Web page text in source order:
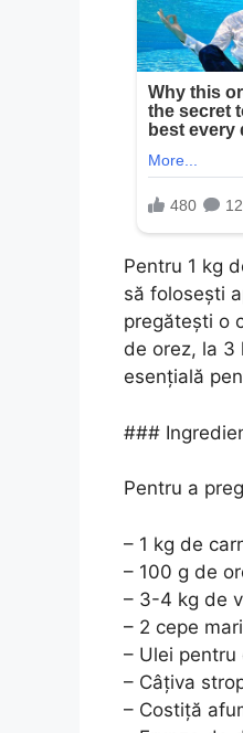
Pentru 1 kg
să folosești
pregătești o
de orez, la 3
esențială
###
Pentru a
– 1 kg de
– 100 g de
– 3-4 kg de
– 2 cepe mari
– Ulei pentru
– Câțiva
– Costiță